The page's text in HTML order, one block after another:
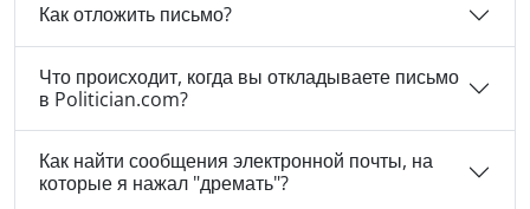
Как отложить письмо?
Что происходит, когда вы откладываете письмо
в Politician.com?
Как найти сообщения электронной почты, на
которые я нажал "дремать"?